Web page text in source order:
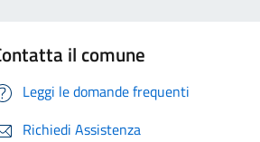
il comune
Leggi le domande frequenti
Richiedi Assistenza